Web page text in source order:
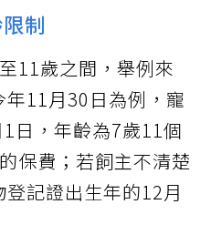
制
11歲之間，舉例來
11月30日為例，寵
日，年齡為7歲11個
保費；若飼主不清楚
記證出生年的12月